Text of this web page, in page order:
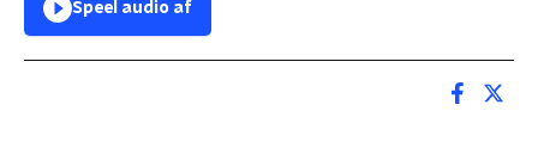
Speel audio af